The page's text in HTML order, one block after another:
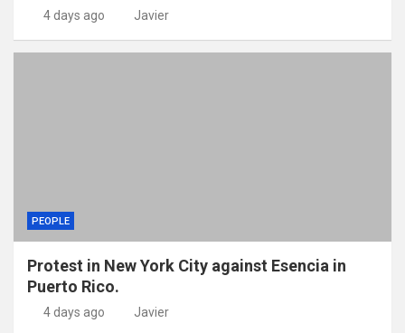
4 days ago Javier
PEOPLE
Protest in New York City against Esencia in
Puerto Rico.
4 days ago Javier